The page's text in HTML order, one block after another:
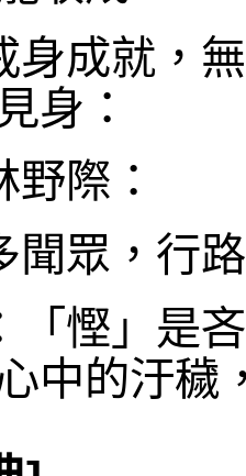
身成就，
身：
野際：
聞眾，行
「慳」是
中的汙穢